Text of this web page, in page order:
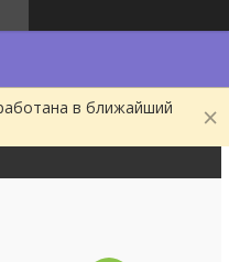
в ближайший